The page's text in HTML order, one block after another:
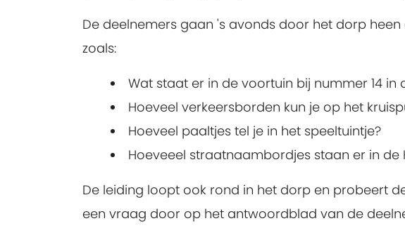
De deelnemers gaan 's avonds door het dorp
zoals:
Wat staat er in de voortuin bij nummer 14 in
Hoeveel verkeersborden kun je op het
Hoeveel paaltjes tel je in het speeltuintje?
Hoeveeel straatnaambordjes staan er in de
De leiding loopt ook rond in het dorp en probeert
een vraag door op het antwoordblad van de